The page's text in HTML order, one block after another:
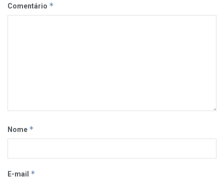
Comentário *
Nome *
E-mail *